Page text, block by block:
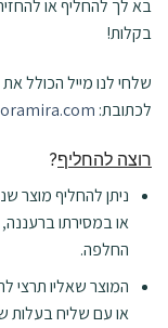
בא לך להחליף או
בקלות!
שלחי לנו מייל הכולל
לכתובת:
רוצה להחליף?
או במסירתו
החלפה.
המוצר שאליו תרצי